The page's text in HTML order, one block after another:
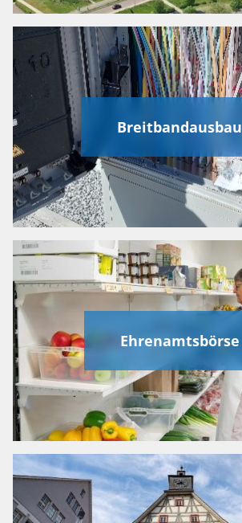
Breitbandausbau
Ehrenamtsbörse